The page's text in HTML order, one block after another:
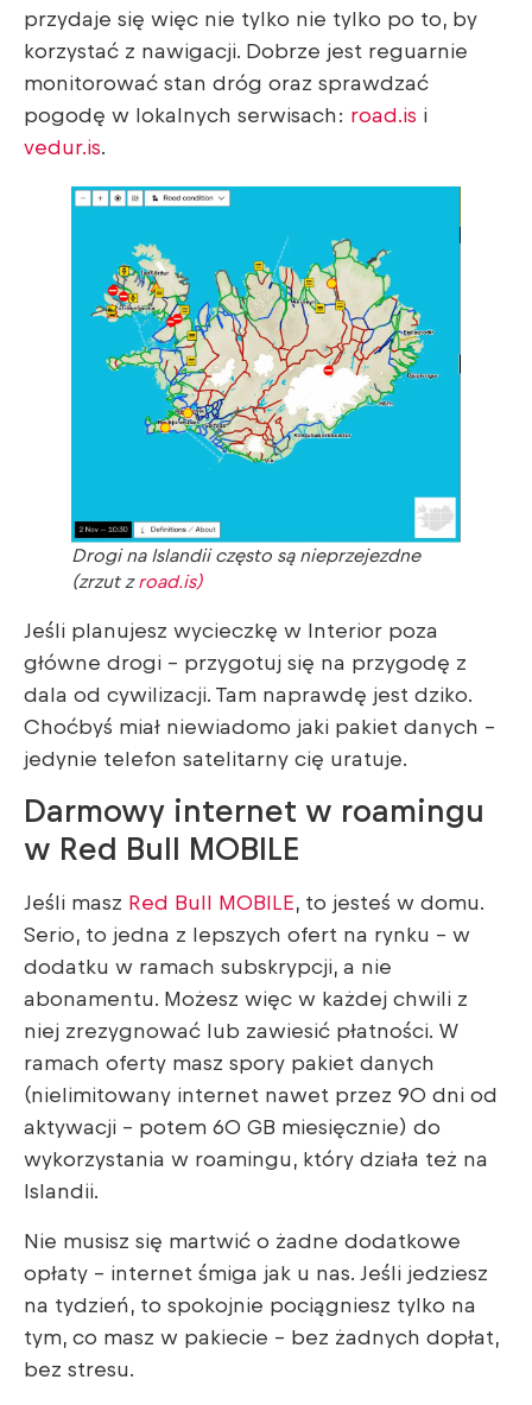
przydaje się więc nie tylko nie tylko po to, by
korzystać z nawigacji. Dobrze jest reguarnie
monitorować stan dróg oraz sprawdzać
pogodę w lokalnych serwisach: road.is i
vedur.is.
Drogi na Islandii często są nieprzejezdne
(zrzut zroad.is)
Jeśli planujesz wycieczkę w Interior poza
główne drogi – przygotuj się na przygodę z
dala od cywilizacji. Tam naprawdę jest dziko.
Choćbyś miał niewiadomo jaki pakiet danych –
jedynie telefon satelitarny cię uratuje.
Darmowy internet w roamingu
w Red Bull MOBILE
Jeśli masz Red Bull MOBILE, to jesteś w domu.
Serio, to jedna z lepszych ofert na rynku – w
dodatku w ramach subskrypcji, a nie
abonamentu. Możesz więc w każdej chwili z
niej zrezygnować lub zawiesić płatności. W
ramach oferty masz spory pakiet danych
(nielimitowany internet nawet przez 90 dni od
aktywacji – potem 60 GB miesięcznie) do
wykorzystania w roamingu, który działa też na
Islandii.
Nie musisz się martwić o żadne dodatkowe
opłaty – internet śmiga jak u nas. Jeśli jedziesz
na tydzień, to spokojnie pociągniesz tylko na
tym, co masz w pakiecie – bez żadnych dopłat,
bez stresu.